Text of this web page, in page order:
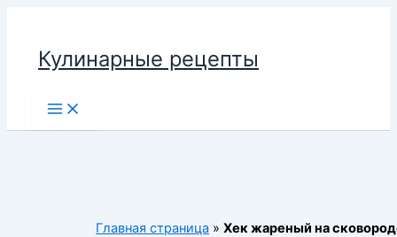
содержимому
Кулинарные рецепты
Main
Menu
Главная страница » Хек жареный на